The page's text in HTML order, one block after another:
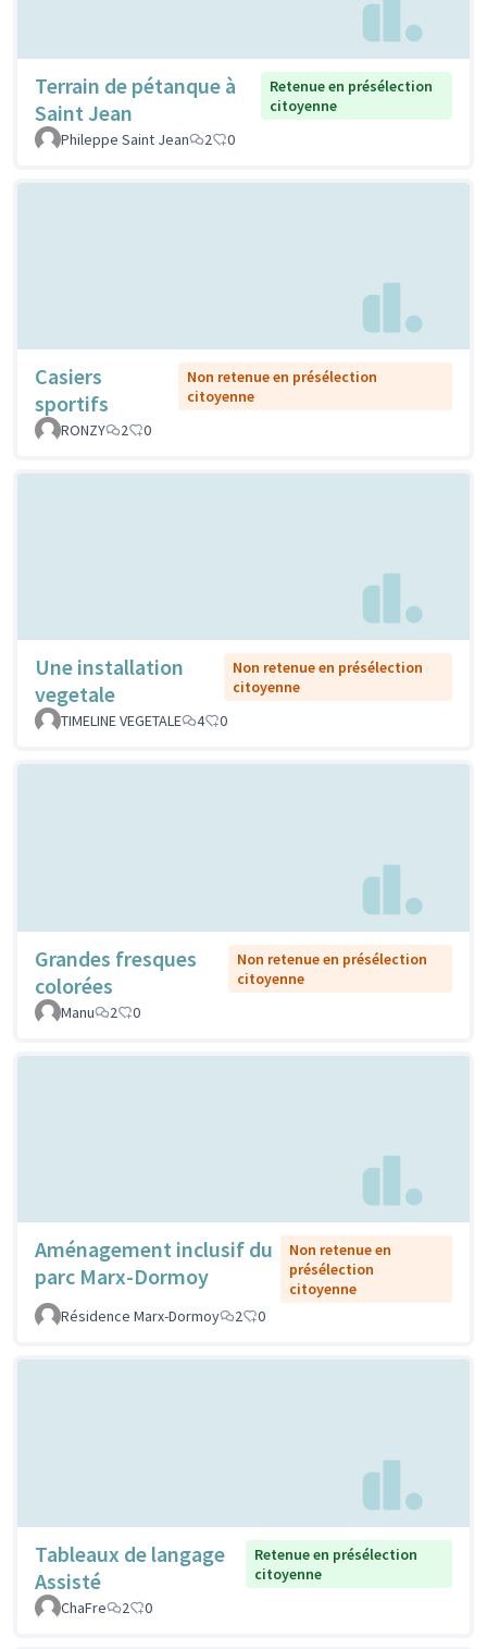
Terrain de pétanque à
Saint Jean
Retenue en présélection
citoyenne
Phileppe Saint Jean
2 0
Casiers
sportifs
Non retenue en présélection
citoyenne
RONZY
2 0
Une installation
vegetale
Non retenue en présélection
citoyenne
TIMELINE VEGETALE
4 0
Grandes fresques
colorées
Non retenue en présélection
citoyenne
Manu
2 0
Aménagement inclusif du
parc Marx-Dormoy
Non retenue en
présélection
citoyenne
Résidence Marx-Dormoy
2 0
Tableaux de langage
Assisté
Retenue en présélection
citoyenne
ChaFre
2 0